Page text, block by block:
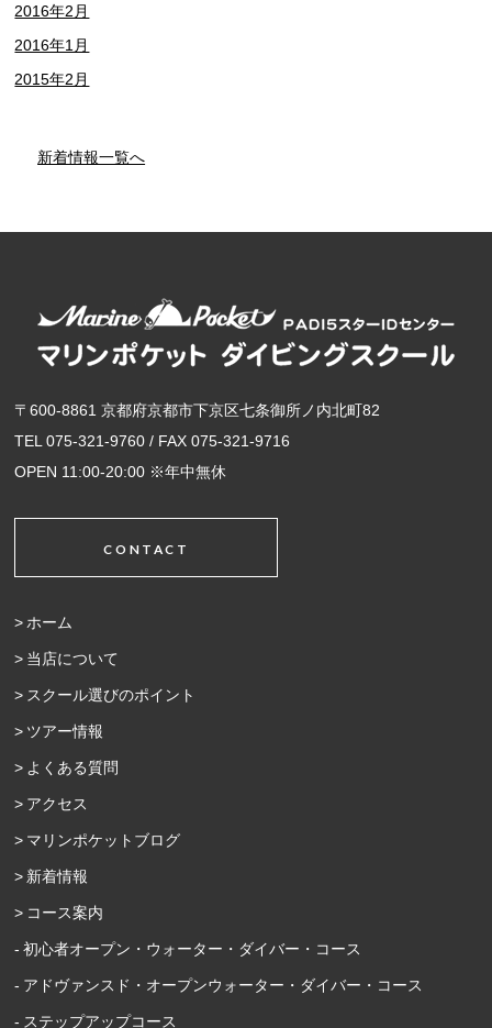
2016年2月
2016年1月
2015年2月
新着情報一覧へ
〒600-8861 京都府京都市下京区七条御所ノ内北町82
TEL 075-321-9760 / FAX 075-321-9716
OPEN 11:00-20:00 ※年中無休
CONTACT
ホーム
当店について
スクール選びのポイント
ツアー情報
よくある質問
アクセス
マリンポケットブログ
新着情報
コース案内
初心者オープン・ウォーター・ダイバー・コース
アドヴァンスド・オープンウォーター・ダイバー・コース
ステップアップコース